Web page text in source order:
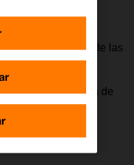
automática de las
de batería.
automática de